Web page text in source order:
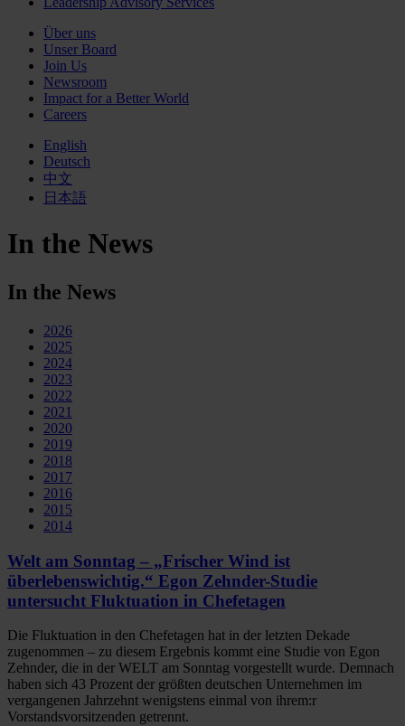
Über uns
Unser Board
Join Us
Newsroom
Impact for a Better World
Careers
English
Deutsch
中文
日本語
In the News
In the News
2026
2025
2024
2023
2022
2021
2020
2019
2018
2017
2016
2015
2014
Welt am Sonntag – „Frischer Wind ist
überlebenswichtig.“ Egon Zehnder-Studie
untersucht Fluktuation in Chefetagen
Die Fluktuation in den Chefetagen hat in der letzten Dekade
zugenommen – zu diesem Ergebnis kommt eine Studie von Egon
Zehnder, die in der WELT am Sonntag vorgestellt wurde. Demnach
haben sich 43 Prozent der größten deutschen Unternehmen im
vergangenen Jahrzehnt wenigstens einmal von ihrem:r
Vorstandsvorsitzenden getrennt.